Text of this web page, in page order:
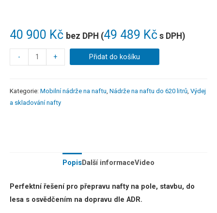
40 900 Kč bez DPH (49 489 Kč s DPH)
- + Přidat do košíku
Kategorie: Mobilní nádrže na naftu, Nádrže na naftu do 620 litrů, Výdej
a skladování nafty
PopisDalší informaceVideo
Perfektní řešení pro přepravu nafty na pole, stavbu, do
lesa s osvědčením na dopravu dle ADR.